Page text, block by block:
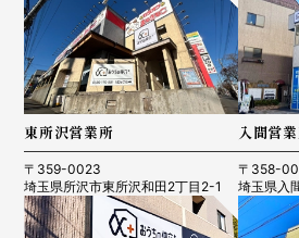
東所沢営業所
〒359-0023
埼玉県所沢市東所沢和田2丁目2-1
入間営
〒358-
埼玉県入